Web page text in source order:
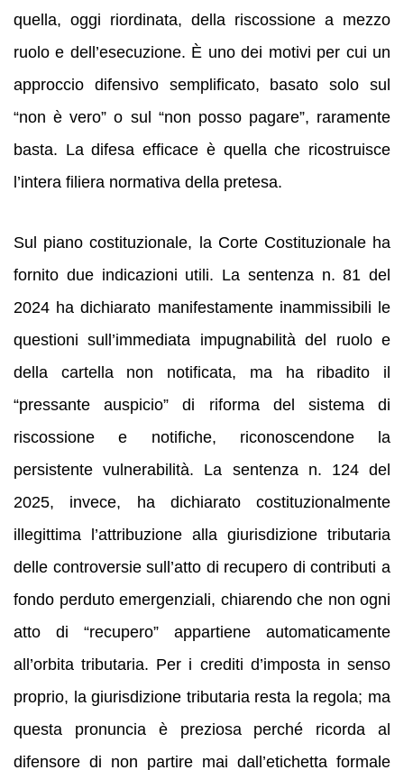
quella, oggi riordinata, della riscossione a mezzo
ruolo e dell’esecuzione. È uno dei motivi per cui un
approccio difensivo semplificato, basato solo sul
“non è vero” o sul “non posso pagare”, raramente
basta. La difesa efficace è quella che ricostruisce
l’intera filiera normativa della pretesa.
Sul piano costituzionale, la Corte Costituzionale ha
fornito due indicazioni utili. La sentenza n. 81 del
2024 ha dichiarato manifestamente inammissibili le
questioni sull’immediata impugnabilità del ruolo e
della cartella non notificata, ma ha ribadito il
“pressante auspicio” di riforma del sistema di
riscossione e notifiche, riconoscendone la
persistente vulnerabilità. La sentenza n. 124 del
2025, invece, ha dichiarato costituzionalmente
illegittima l’attribuzione alla giurisdizione tributaria
delle controversie sull’atto di recupero di contributi a
fondo perduto emergenziali, chiarendo che non ogni
atto di “recupero” appartiene automaticamente
all’orbita tributaria. Per i crediti d’imposta in senso
proprio, la giurisdizione tributaria resta la regola; ma
questa pronuncia è preziosa perché ricorda al
difensore di non partire mai dall’etichetta formale